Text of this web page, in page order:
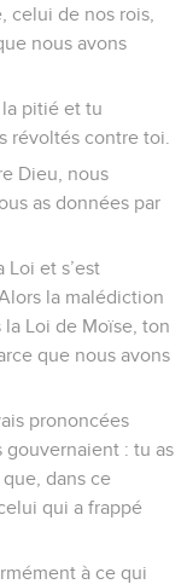
celui de nos rois,
nous avons
pitié et tu
révoltés contre toi.
Dieu, nous
as données par
Loi et s’est
la malédiction
Loi de Moïse, ton
que nous avons
prononcées
gouvernaient : tu as
dans ce
qui a frappé
à ce qui